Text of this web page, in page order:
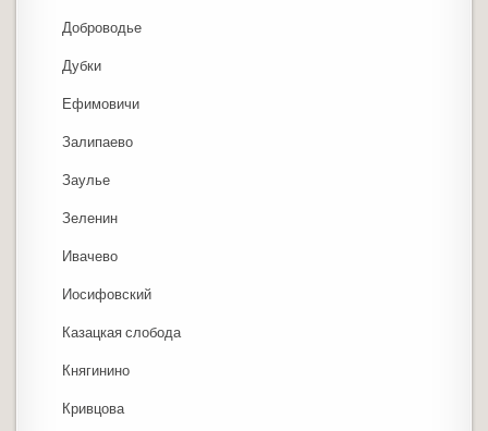
Доброводье
Дубки
Ефимовичи
Залипаево
Заулье
Зеленин
Ивачево
Иосифовский
Казацкая слобода
Княгинино
Кривцова